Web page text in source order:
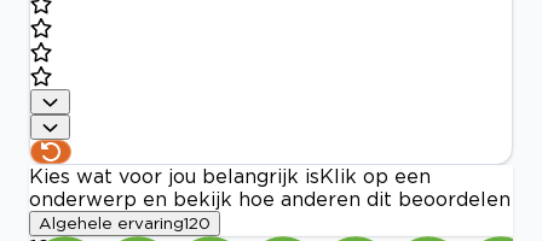
Kies wat voor jou belangrijk is Klik op een
onderwerp en bekijk hoe anderen dit beoordelen
Algehele ervaring120